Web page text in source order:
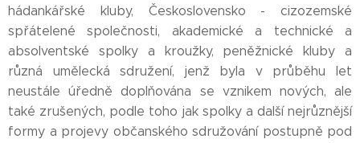
hádankářské kluby, Československo - cizozemské
spřátelené společnosti, akademické a technické a
absolventské spolky a kroužky, peněžnické kluby a
různá umělecká sdružení, jenž byla v průběhu let
neustále úředně doplňována se vznikem nových, ale
také zrušených, podle toho jak spolky a další nejrůznější
formy a projevy občanského sdružování postupně pod